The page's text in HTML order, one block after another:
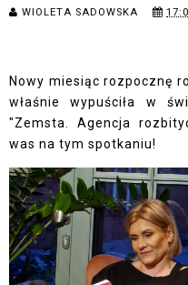
WIOLETA SADOWSKA
Nowy miesiąc rozpocznę
właśnie wypuściła w
"Zemsta. Agencja
was na tym spotkaniu!